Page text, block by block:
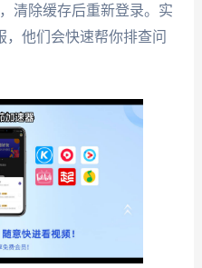
清除缓存后重新登录。实
他们会快速帮你排查问